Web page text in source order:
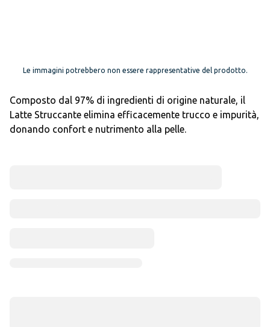
Le immagini potrebbero non essere rappresentative del prodotto.
Composto dal 97% di ingredienti di origine naturale, il
Latte Struccante elimina efficacemente trucco e impurità,
donando confort e nutrimento alla pelle.